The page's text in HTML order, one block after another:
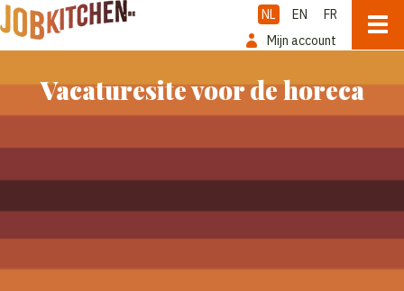
NL EN
FR
Mijn account
Vacaturesite voor de horeca